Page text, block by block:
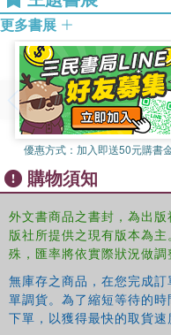
sometimes as silly as he is
更多書展
優惠方式： 加入即送50元購書
購物須知
外文書商品之書封，為出
版社所提供之現有版本為
殊，匯率將依實際狀況做調
無庫存之商品，在您完成
單調貨。為了縮短等待的
下單，以獲得最快的取貨速